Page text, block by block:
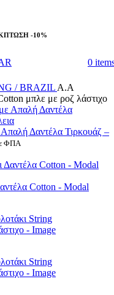
-10%
0
/ BRAZIL A.A
μπλε με ροζ λάστιχο
Δαντέλα Τιρκουάζ –
ΦΠΑ
Cotton - Modal